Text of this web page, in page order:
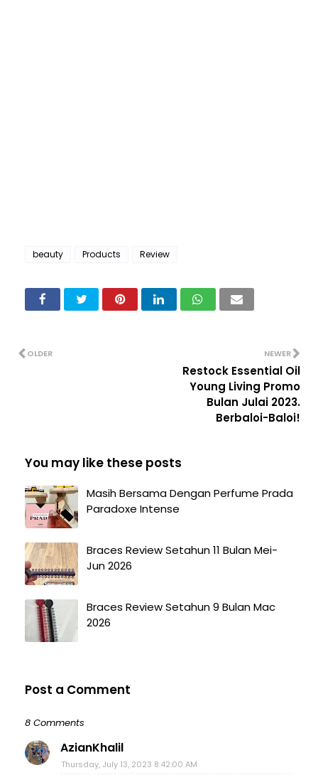
beauty Products Review
NEWER
Restock Essential Oil
Young Living Promo
Bulan Julai 2023.
Berbaloi-Baloi!
OLDER
You may like these posts
Masih Bersama Dengan Perfume Prada
Paradoxe Intense
Braces Review Setahun 11 Bulan Mei-
Jun 2026
Braces Review Setahun 9 Bulan Mac
2026
Post a Comment
8 Comments
AzianKhalil
Thursday, July 13, 2023 8:42:00 AM